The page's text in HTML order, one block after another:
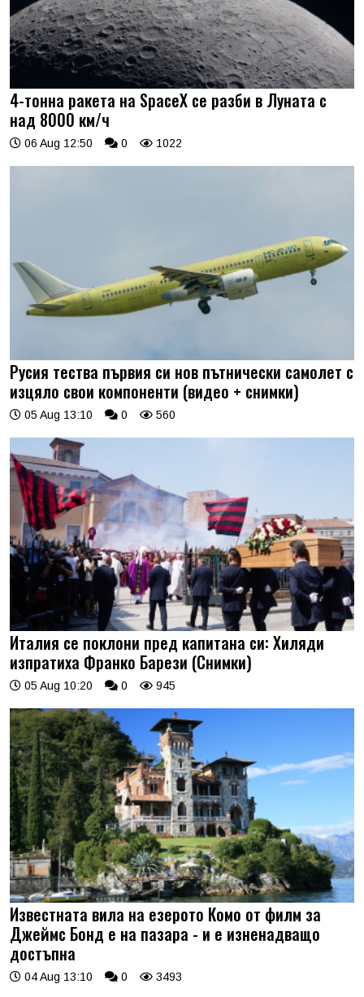
4-тонна ракета на SpaceX се разби в Луната с
над 8000 км/ч
06 Aug 12:50 0 1022
Русия тества първия си нов пътнически самолет с
изцяло свои компоненти (видео + снимки)
05 Aug 13:10 0 560
Италия се поклони пред капитана си: Хиляди
изпратиха Франко Барези (Снимки)
05 Aug 10:20 0 945
Известната вила на езерото Комо от филм за
Джеймс Бонд е на пазара - и е изненадващо
достъпна
04 Aug 13:10 0 3493